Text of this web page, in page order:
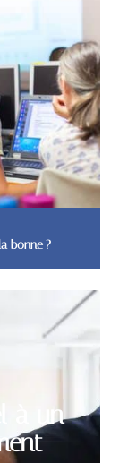
bonne ?
à un